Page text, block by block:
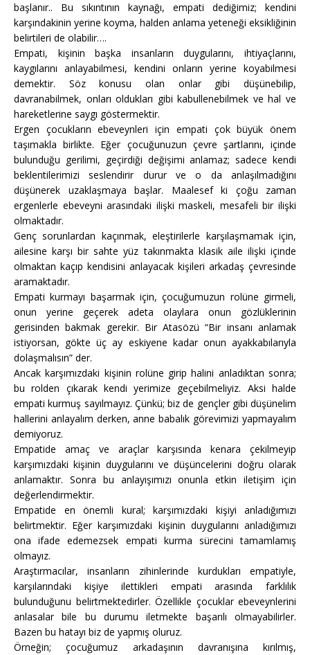
başlanır.. Bu sıkıntının kaynağı, empati dediğimiz; kendini
karşındakinin yerine koyma, halden anlama yeteneği eksikliğinin
belirtileri de olabilir….
Empati, kişinin başka insanların duygularını, ihtiyaçlarını,
kaygılarını anlayabilmesi, kendini onların yerine koyabilmesi
demektir. Söz konusu olan onlar gibi düşünebilip,
davranabilmek, onları oldukları gibi kabullenebilmek ve hal ve
hareketlerine saygı göstermektir.
Ergen çocukların ebeveynleri için empati çok büyük önem
taşımakla birlikte. Eğer çocuğunuzun çevre şartlarını, içinde
bulunduğu gerilimi, geçirdiği değişimi anlamaz; sadece kendi
beklentilerimizi seslendirir durur ve o da anlaşılmadığını
düşünerek uzaklaşmaya başlar. Maalesef ki çoğu zaman
ergenlerle ebeveyni arasındaki ilişki maskeli, mesafeli bir ilişki
olmaktadır.
Genç sorunlardan kaçınmak, eleştirilerle karşılaşmamak için,
ailesine karşı bir sahte yüz takınmakta klasik aile ilişki içinde
olmaktan kaçıp kendisini anlayacak kişileri arkadaş çevresinde
aramaktadır.
Empati kurmayı başarmak için, çocuğumuzun rolüne girmeli,
onun yerine geçerek adeta olaylara onun gözlüklerinin
gerisinden bakmak gerekir. Bir Atasözü “Bir insanı anlamak
istiyorsan, gökte üç ay eskiyene kadar onun ayakkabılarıyla
dolaşmalısın” der.
Ancak karşımızdaki kişinin rolüne girip halini anladıktan sonra;
bu rolden çıkarak kendi yerimize geçebilmeliyiz. Aksi halde
empati kurmuş sayılmayız. Çünkü; biz de gençler gibi düşünelim
hallerini anlayalım derken, anne babalık görevimizi yapmayalım
demiyoruz.
Empatide amaç ve araçlar karşısında kenara çekilmeyip
karşımızdaki kişinin duygularını ve düşüncelerini doğru olarak
anlamaktır. Sonra bu anlayışımızı onunla etkin iletişim için
değerlendirmektir.
Empatide en önemli kural; karşımızdaki kişiyi anladığımızı
belirtmektir. Eğer karşımızdaki kişinin duygularını anladığımızı
ona ifade edemezsek empati kurma sürecini tamamlamış
olmayız.
Araştırmacılar, insanların zihinlerinde kurdukları empatiyle,
karşılarındaki kişiye ilettikleri empati arasında farklılık
bulunduğunu belirtmektedirler. Özellikle çocuklar ebeveynlerini
anlasalar bile bu durumu iletmekte başarılı olmayabilirler.
Bazen bu hatayı biz de yapmış oluruz.
Örneğin; çocuğumuz arkadaşının davranışına kırılmış,